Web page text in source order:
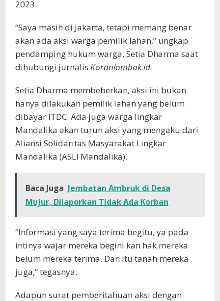
2023.
“Saya masih di Jakarta, tetapi memang benar
akan ada aksi warga pemilik lahan,” ungkap
pendamping hukum warga, Setia Dharma saat
dihubungi jurnalis Koranlombok.id.
Setia Dharma membeberkan, aksi ini bukan
hanya dilakukan pemilik lahan yang belum
dibayar ITDC. Ada juga warga lingkar
Mandalika akan turun aksi yang mengaku dari
Aliansi Solidaritas Masyarakat Lingkar
Mandalika (ASLI Mandalika).
Baca Juga Jembatan Ambruk di Desa
Mujur, Dilaporkan Tidak Ada Korban
“Informasi yang saya terima begitu, ya pada
intinya wajar mereka begini kan hak mereka
belum mereka terima. Dan itu tanah mereka
juga,” tegasnya.
Adapun surat pemberitahuan aksi dengan